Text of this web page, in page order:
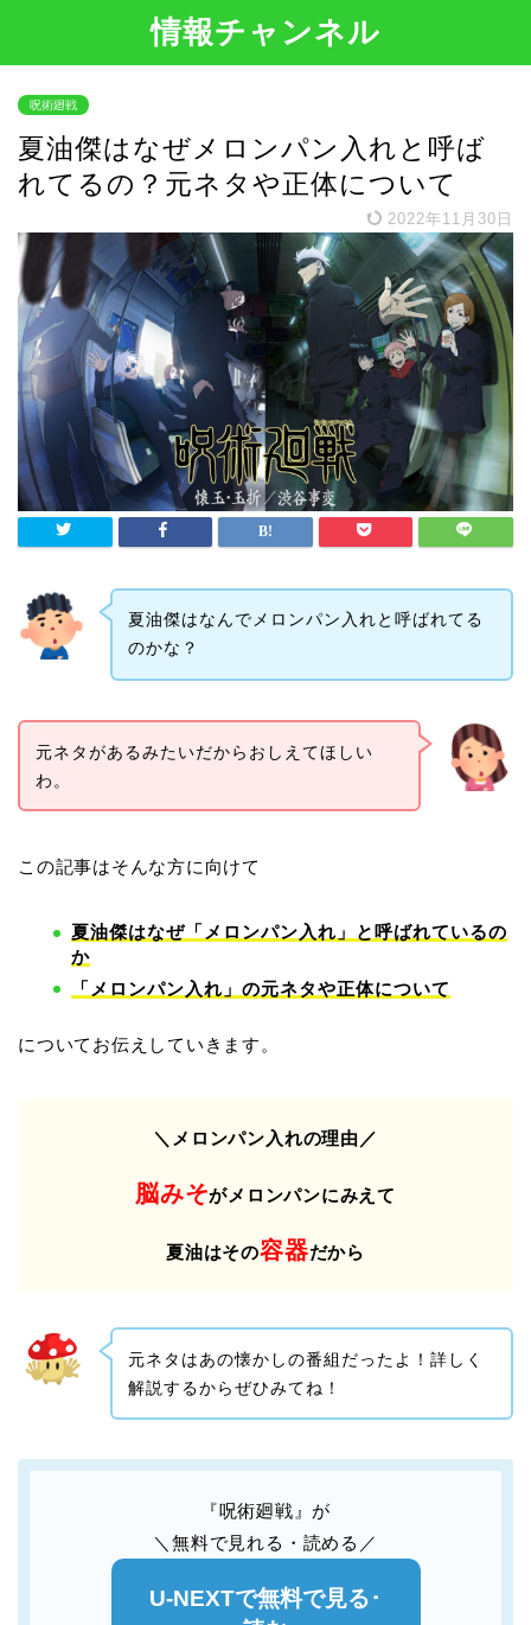
情報チャンネル
呪術廻戦
夏油傑はなぜメロンパン入れと呼ば
れてるの？元ネタや正体について
2022年11月30日
夏油傑はなんでメロンパン入れと呼ばれてる
のかな？
元ネタがあるみたいだからおしえてほしい
わ。
この記事はそんな方に向けて
夏油傑はなぜ「メロンパン入れ」と呼ばれているの
か
「メロンパン入れ」の元ネタや正体について
についてお伝えしていきます。
＼メロンパン入れの理由／
脳みそがメロンパンにみえて
夏油はその容器だから
元ネタはあの懐かしの番組だったよ！詳しく
解説するからぜひみてね！
『呪術廻戦』が
＼無料で見れる・読める／
U-NEXTで無料で見る･